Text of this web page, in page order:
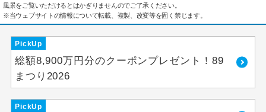
風景をご覧いただけるとはかぎりませんのでご了承ください。
※当ウェブサイトの情報について転載、複製、改変等を固く禁じます。
PickUp
総額8,900万円分のクーポンプレゼント！89
まつり2026
PickUp